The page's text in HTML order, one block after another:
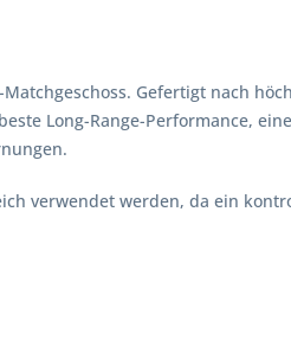
Matchgeschoss. Gefertigt nach
Long-Range-Performance,
verwendet werden, da ein